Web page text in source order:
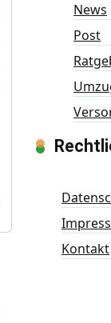
News
Post
Kontakt